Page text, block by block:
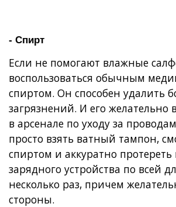
- Спирт
Если не помогают влажные
воспользоваться обычным
спиртом. Он способен удалить
загрязнений. И его желательно
в арсенале по уходу за
просто взять ватный тампон,
спиртом и аккуратно протереть
зарядного устройства по всей
несколько раз, причем
стороны.